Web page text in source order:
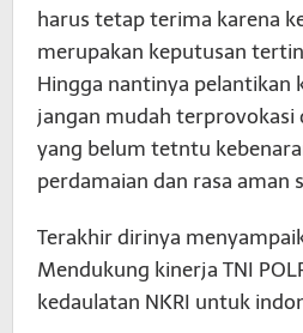
harus tetap terima karena
merupakan keputusan
Hingga nantinya pelantikan
jangan mudah terprovokasi
yang belum tetntu
perdamaian dan rasa aman
Terakhir dirinya
Mendukung kinerja TNI
kedaulatan NKRI untuk